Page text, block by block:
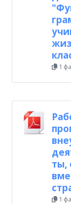
1
ты,
1